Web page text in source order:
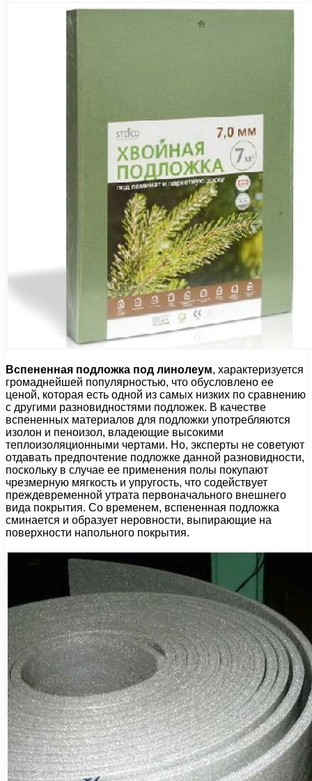
Вспененная подложка под линолеум, характеризуется
громаднейшей популярностью, что обусловлено ее
ценой, которая есть одной из самых низких по сравнению
с другими разновидностями подложек. В качестве
вспененных материалов для подложки употребляются
изолон и пеноизол, владеющие высокими
теплоизоляционными чертами. Но, эксперты не советуют
отдавать предпочтение подложке данной разновидности,
поскольку в случае ее применения полы покупают
чрезмерную мягкость и упругость, что содействует
преждевременной утрата первоначального внешнего
вида покрытия. Со временем, вспененная подложка
сминается и образует неровности, выпирающие на
поверхности напольного покрытия.